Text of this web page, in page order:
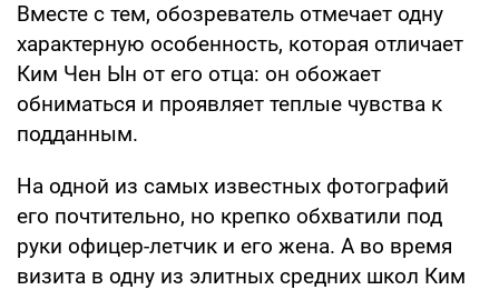
Вместе с тем, обозреватель отмечает одну
характерную особенность, которая отличает
Ким Чен Ын от его отца: он обожает
обниматься и проявляет теплые чувства к
подданным.
На одной из самых известных фотографий
его почтительно, но крепко обхватили под
руки офицер-летчик и его жена. А во время
визита в одну из элитных средних школ Ким